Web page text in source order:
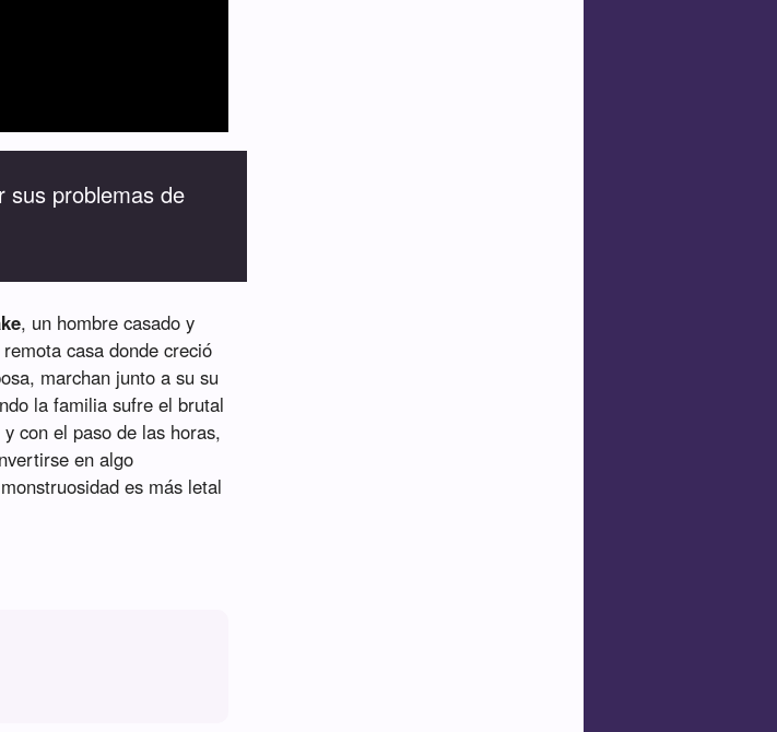
sus problemas de
, un hombre casado y
casa donde creció
marchan junto a su su
la familia sufre el brutal
con el paso de las horas,
en algo
es más letal